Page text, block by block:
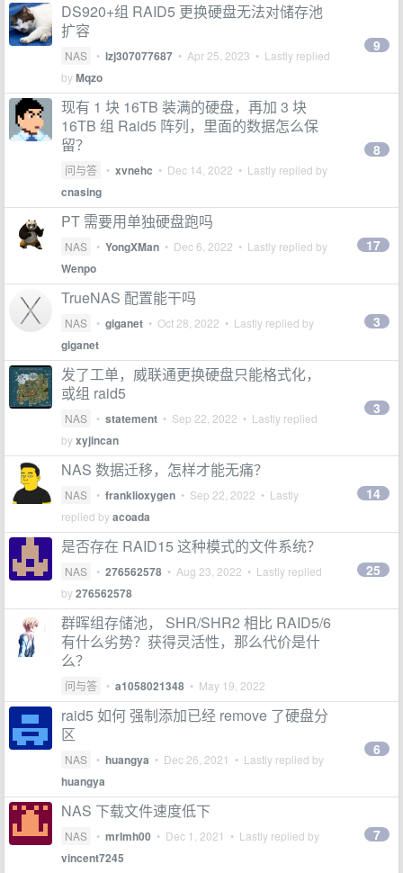
DS920+组 RAID5 更换硬盘无法对储存池
扩容
NAS • lzj307077687 • Apr 25, 2023 • Lastly replied
byMqzo
9
现有 1 块 16TB 装满的硬盘，再加 3 块
16TB 组 Raid5 阵列，里面的数据怎么保
留？
问与答 • xvnehc • Dec 14, 2022 • Lastly replied by
cnasing
8
PT 需要用单独硬盘跑吗
NAS • YongXMan • Dec 6, 2022 • Lastly replied by
Wenpo
17
TrueNAS 配置能干吗
NAS • giganet • Oct 28, 2022 • Lastly replied by
giganet
3
发了工单，威联通更换硬盘只能格式化，
或组 raid5
NAS • statement • Sep 22, 2022 • Lastly replied
byxyjincan
3
NAS 数据迁移，怎样才能无痛？
NAS • franklioxygen • Sep 22, 2022 • Lastly
replied byacoada
14
是否存在 RAID15 这种模式的文件系统？
NAS • 276562578 • Aug 23, 2022 • Lastly replied
by276562578
25
群晖组存储池， SHR/SHR2 相比 RAID5/6
有什么劣势？获得灵活性，那么代价是什
么？
问与答 • a1058021348 • May 19, 2022
raid5 如何 强制添加已经 remove 了硬盘分
区
NAS • huangya • Dec 26, 2021 • Lastly replied by
huangya
6
NAS 下载文件速度低下
NAS • mrlmh00 • Dec 1, 2021 • Lastly replied by
vincent7245
7